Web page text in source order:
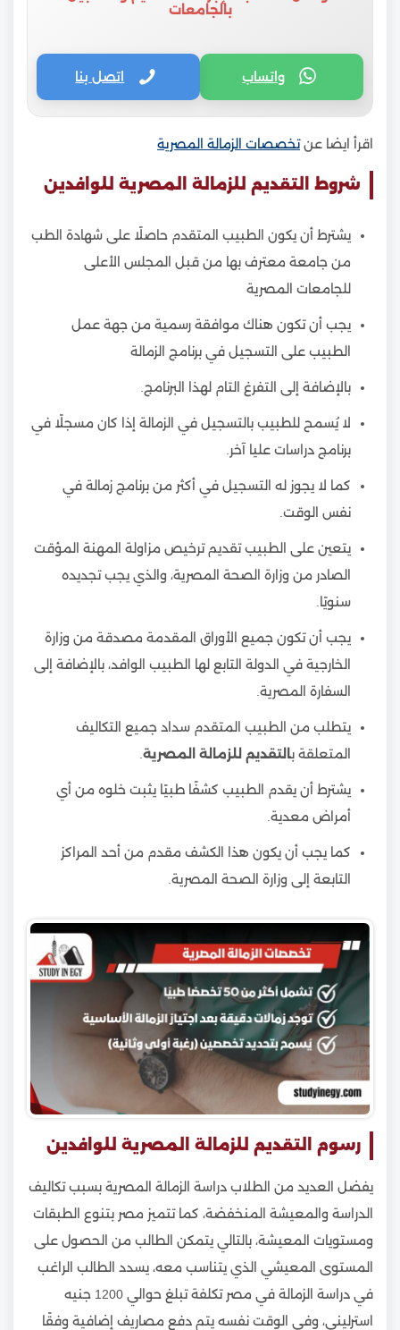
بالجامعات
واتساب اتصل بنا
اقرأ ايضا عنتخصصات الزمالة المصرية
شروط التقديم للزمالة المصرية للوافدين
يشترط أن يكون الطبيب المتقدم حاصلًا على شهادة الطب
من جامعة معترف بها من قبل المجلس الأعلى
للجامعات المصرية
يجب أن تكون هناك موافقة رسمية من جهة عمل
الطبيب على التسجيل في برنامج الزمالة
بالإضافة إلى التفرغ التام لهذا البرنامج.
لا يُسمح للطبيب بالتسجيل في الزمالة إذا كان مسجلًا في
برنامج دراسات عليا آخر.
كما لا يجوز له التسجيل في أكثر من برنامج زمالة في
نفس الوقت.
يتعين على الطبيب تقديم ترخيص مزاولة المهنة المؤقت
الصادر من وزارة الصحة المصرية، والذي يجب تجديده
سنويًا.
يجب أن تكون جميع الأوراق المقدمة مصدقة من وزارة
الخارجية في الدولة التابع لها الطبيب الوافد، بالإضافة إلى
السفارة المصرية.
يتطلب من الطبيب المتقدم سداد جميع التكاليف
المتعلقة بالتقديم للزمالة المصرية.
يشترط أن يقدم الطبيب كشفًا طبيًا يثبت خلوه من أي
أمراض معدية.
كما يجب أن يكون هذا الكشف مقدم من أحد المراكز
التابعة إلى وزارة الصحة المصرية.
رسوم التقديم للزمالة المصرية للوافدين
يفضل العديد من الطلاب دراسة الزمالة المصرية بسبب تكاليف
الدراسة والمعيشة المنخفضة، كما تتميز مصر بتنوع الطبقات
ومستويات المعيشة، بالتالي يتمكن الطالب من الحصول على
المستوى المعيشي الذي يتناسب معه، يسدد الطالب الراغب
في دراسة الزمالة في مصر تكلفة تبلغ حوالي 1200 جنيه
استرليني، وفي الوقت نفسه يتم دفع مصاريف إضافية وفقًا